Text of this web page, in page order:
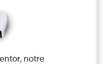
notre